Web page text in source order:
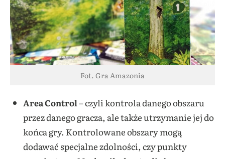
Fot. Gra Amazonia
Area Control– czyli kontrola danego obszaru
przez danego gracza, ale także utrzymanie jej do
końca gry. Kontrolowane obszary mogą
dodawać specjalne zdolności, czy punkty